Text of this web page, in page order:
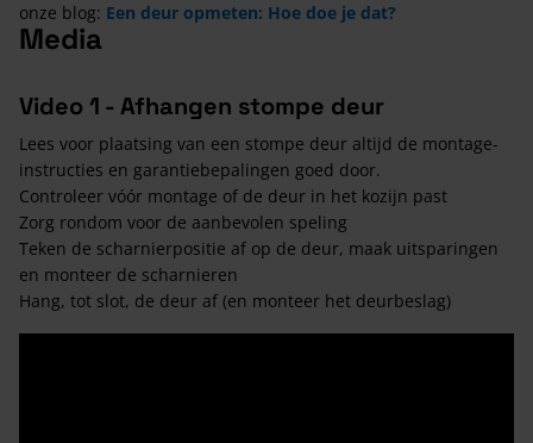
onze blog: Een deur opmeten: Hoe doe je dat?
Media
Video 1 - Afhangen stompe deur
Lees voor plaatsing van een stompe deur altijd de montage-
instructies en garantiebepalingen goed door.
Controleer vóór montage of de deur in het kozijn past
Zorg rondom voor de aanbevolen speling
Teken de scharnierpositie af op de deur, maak uitsparingen
en monteer de scharnieren
Hang, tot slot, de deur af (en monteer het deurbeslag)